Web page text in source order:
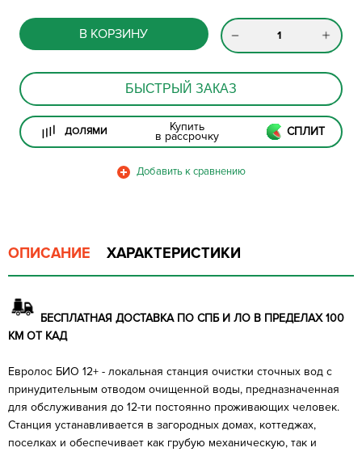
В КОРЗИНУ
БЫСТРЫЙ ЗАКАЗ
ДОЛЯМИ Купить
в рассрочку СПЛИТ
ОПИСАНИЕ ХАРАКТЕРИСТИКИ
БЕСПЛАТНАЯ ДОСТАВКА ПО СПБ И ЛО В ПРЕДЕЛАХ 100
КМ ОТ КАД
Евролос БИО 12+ - локальная станция очистки сточных вод с
принудительным отводом очищенной воды, предназначенная
для обслуживания до 12-ти постоянно проживающих человек.
Станция устанавливается в загородных домах, коттеджах,
поселках и обеспечивает как грубую механическую, так и